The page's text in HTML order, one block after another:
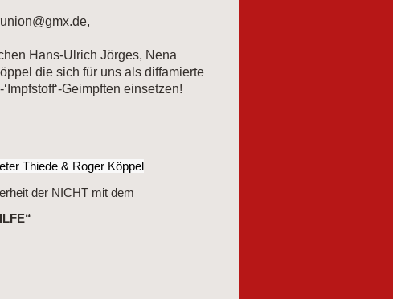
Hans-Ulrich Jörges, Nena
die sich für uns als diffamierte
Geimpften einsetzen!
Thiede & Roger Köppel
der NICHT mit dem